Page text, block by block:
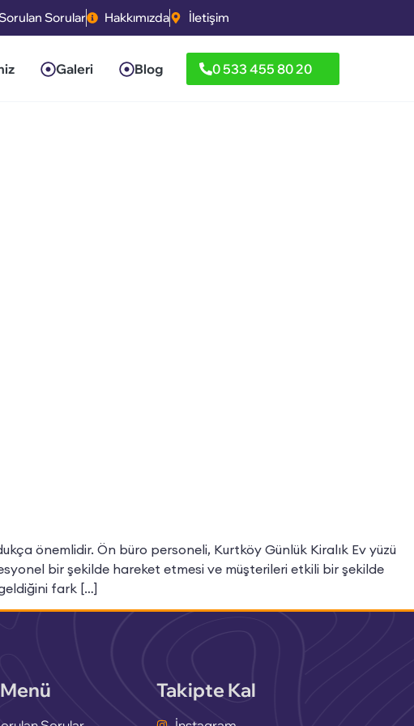
Sorular Hakkımızda İletişim
Galeri Blog 0 533 455 80 20
önemlidir. Ön büro personeli, Kurtköy Günlük Kiralık Ev yüzü
bir şekilde hareket etmesi ve müşterileri etkili bir şekilde
fark […]
Menü Takipte Kal